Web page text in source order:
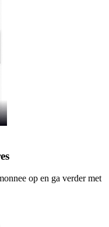
op en ga verder met